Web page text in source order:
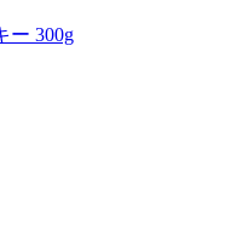
ー 300g